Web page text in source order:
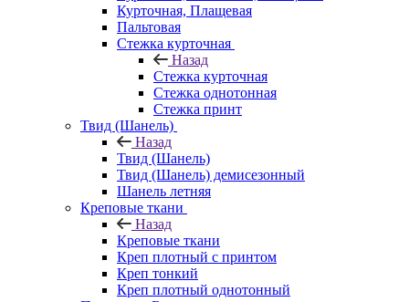
Курточная, Плащевая
Пальтовая
Стежка курточная
Назад
Стежка курточная
Стежка однотонная
Стежка принт
Твид (Шанель)
Назад
Твид (Шанель)
Твид (Шанель) демисезонный
Шанель летняя
Креповые ткани
Назад
Креповые ткани
Креп плотный с принтом
Креп тонкий
Креп плотный однотонный